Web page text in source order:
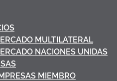
MULTILATERAL
NACIONES UNIDAS
MIEMBRO